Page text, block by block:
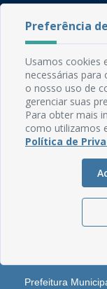
Rua do
Email:
Expediente:
Prefeitura
Preferência
Usamos cookies
necessárias para
o nosso uso de
gerenciar suas
Para obter mais
como utilizamos
Política de